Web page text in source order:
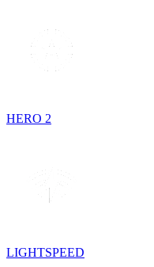
HERO 2
LIGHTSPEED